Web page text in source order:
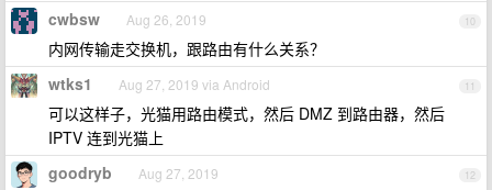
10
cwbsw Aug 26, 2019
内网传输走交换机，跟路由有什么关系？
11
wtks1 Aug 27, 2019 via Android
可以这样子，光猫用路由模式，然后 DMZ 到路由器，然后
IPTV 连到光猫上
12
goodryb Aug 27, 2019